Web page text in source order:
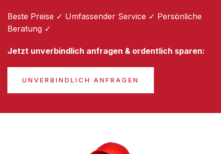
Beste Preise ✓ Umfassender Service ✓ Persönliche
Beratung ✓
Jetzt unverbindlich anfragen & ordentlich sparen:
UNVERBINDLICH ANFRAGEN